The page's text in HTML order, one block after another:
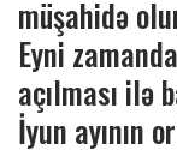
müşahidə
Eyni
açılması ilə
İyun ayının